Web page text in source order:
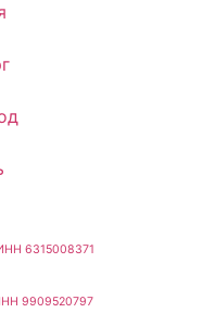
6315008371
9909520797